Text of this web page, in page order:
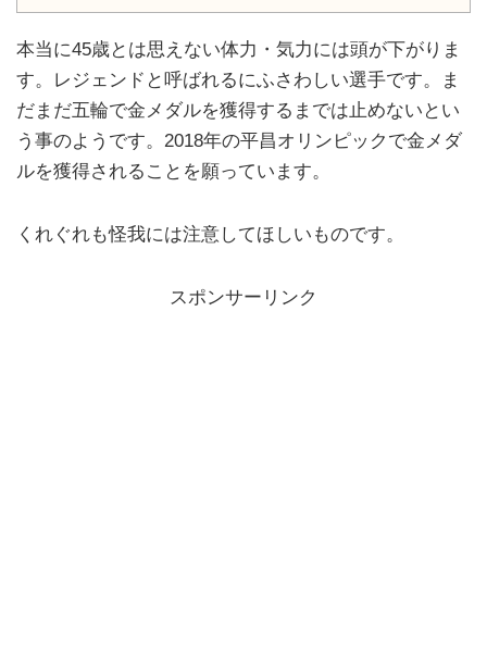
本当に45歳とは思えない体力・気力には頭が下がりま
す。レジェンドと呼ばれるにふさわしい選手です。ま
だまだ五輪で金メダルを獲得するまでは止めないとい
う事のようです。2018年の平昌オリンピックで金メダ
ルを獲得されることを願っています。
くれぐれも怪我には注意してほしいものです。
スポンサーリンク